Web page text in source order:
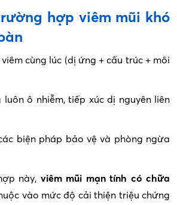
hợp viêm mũi khó
cùng lúc (dị ứng + cấu trúc + môi
ô nhiễm, tiếp xúc dị nguyên liên
biện pháp bảo vệ và phòng ngừa
này, viêm mũi mạn tính có chữa
vào mức độ cải thiện triệu chứng